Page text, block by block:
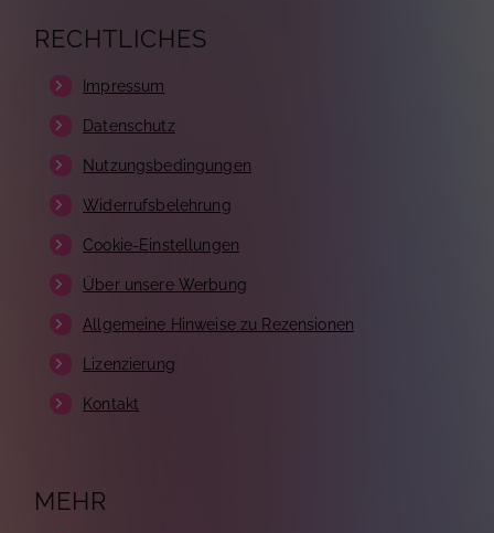
RECHTLICHES
Impressum
Datenschutz
Nutzungsbedingungen
Widerrufsbelehrung
Cookie-Einstellungen
Über unsere Werbung
Allgemeine Hinweise zu Rezensionen
Lizenzierung
Kontakt
MEHR